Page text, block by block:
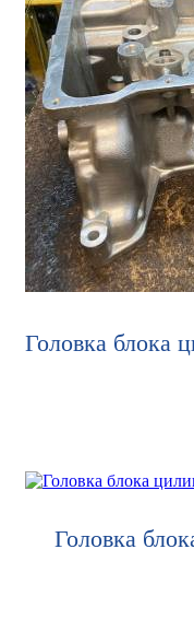
Головка блока
Головка